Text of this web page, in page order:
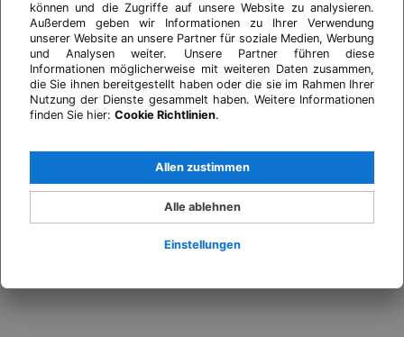
können und die Zugriffe auf unsere Website zu analysieren.
Außerdem geben wir Informationen zu Ihrer Verwendung
unserer Website an unsere Partner für soziale Medien, Werbung
und Analysen weiter. Unsere Partner führen diese
Informationen möglicherweise mit weiteren Daten zusammen,
die Sie ihnen bereitgestellt haben oder die sie im Rahmen Ihrer
Nutzung der Dienste gesammelt haben. Weitere Informationen
finden Sie hier: Cookie Richtlinien.
Einstellungen
Alle ablehnen
Allen zustimmen